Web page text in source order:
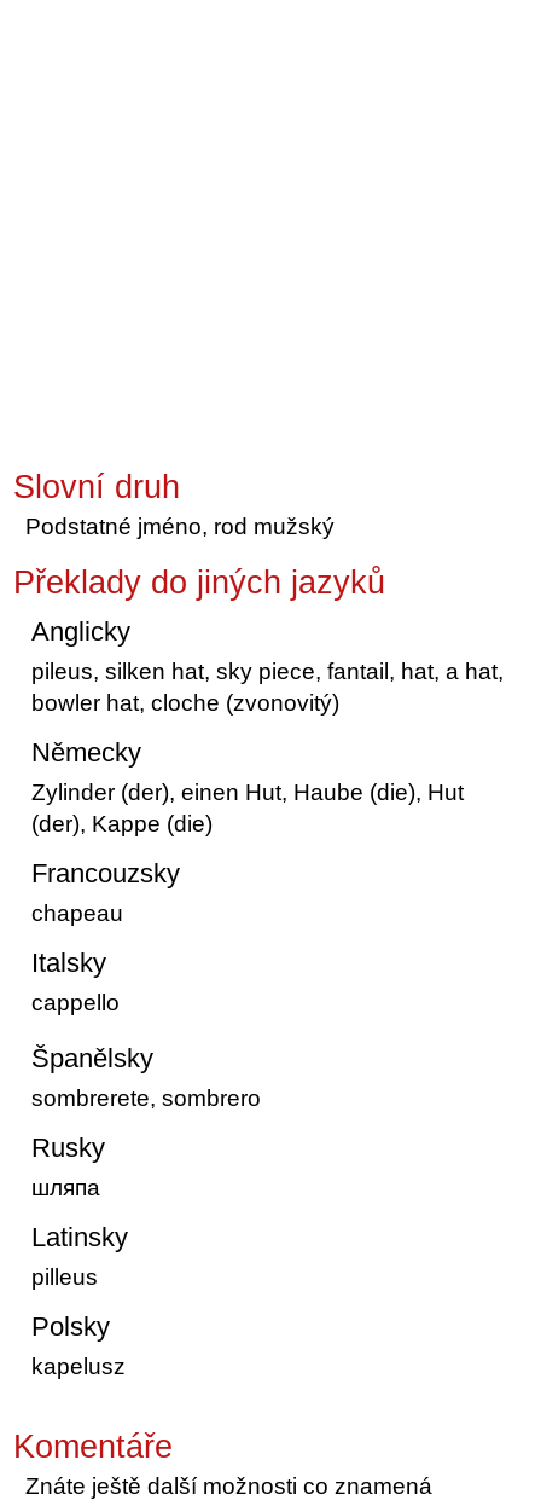
Slovní druh
Podstatné jméno, rod mužský
Překlady do jiných jazyků
Anglicky
pileus, silken hat, sky piece, fantail, hat, a hat,
bowler hat, cloche (zvonovitý)
Německy
Zylinder (der), einen Hut, Haube (die), Hut
(der), Kappe (die)
Francouzsky
chapeau
Italsky
cappello
Španělsky
sombrerete, sombrero
Rusky
шляпа
Latinsky
pilleus
Polsky
kapelusz
Komentáře
Znáte ještě další možnosti co znamená